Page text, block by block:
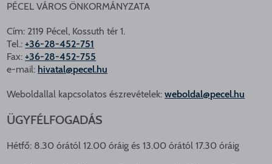
PÉCEL VÁROS ÖNKORMÁNYZATA
Cím: 2119 Pécel, Kossuth tér 1.
Tel.:+36-28-452-751
Fax:+36-28-452-755
e-mail: hivatal@pecel.hu
Weboldallal kapcsolatos észrevételek:weboldal@pecel.hu
ÜGYFÉLFOGADÁS
Hétfő: 8.30 órától 12.00 óráig és 13.00 órától 17.30 óráig